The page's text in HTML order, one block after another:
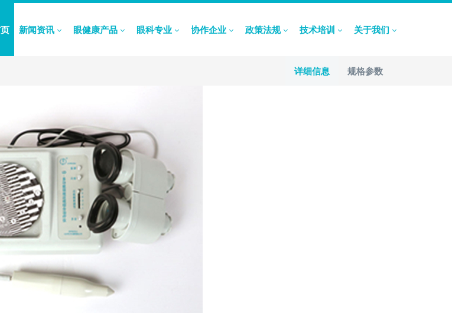
新闻资讯 眼健康产品 眼科专业 协作企业 政策法规 技术培训 关于我们
详细信息 规格参数